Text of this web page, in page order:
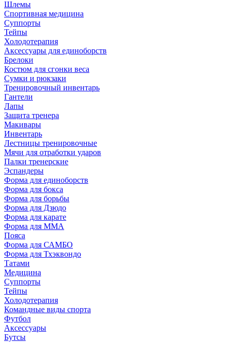
Шлемы
Спортивная медицина
Суппорты
Тейпы
Холодотерапия
Аксессуары для единоборств
Брелоки
Костюм для сгонки веса
Сумки и рюкзаки
Тренировочный инвентарь
Гантели
Лапы
Защита тренера
Макивары
Инвентарь
Лестницы тренировочные
Мячи для отработки ударов
Палки тренерские
Эспандеры
Форма для единоборств
Форма для бокса
Форма для борьбы
Форма для Дзюдо
Форма для карате
Форма для MMA
Пояса
Форма для САМБО
Форма для Тхэквондо
Татами
Медицина
Суппорты
Тейпы
Холодотерапия
Командные виды спорта
Футбол
Аксессуары
Бутсы